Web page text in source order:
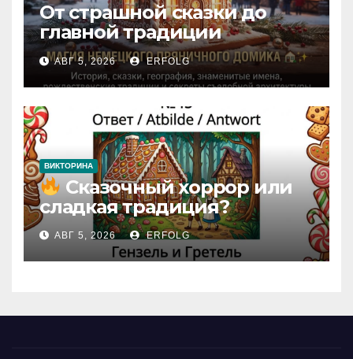
От страшной сказки до
главной традиции
Рождества: секреты
немецкого пряничного
домика!
АВГ 5, 2026 ERFOLG
ВИКТОРИНА
Сказочный хоррор или
сладкая традиция?
Открываем секреты
вчерашней викторины!
АВГ 5, 2026 ERFOLG